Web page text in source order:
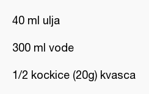
40 ml ulja
300 ml vode
1/2 kockice (20g) kvasca